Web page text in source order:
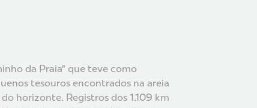
da Praia” que teve como
tesouros encontrados na areia
horizonte. Registros dos 1.109 km